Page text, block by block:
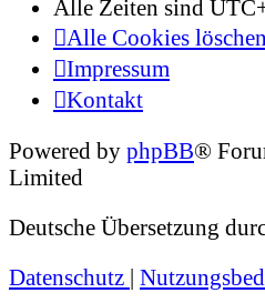
Alle Zeiten sind
Alle Cookies löschen
Impressum
Kontakt
Powered by phpBB®
Limited
Deutsche Übersetzung
Datenschutz |